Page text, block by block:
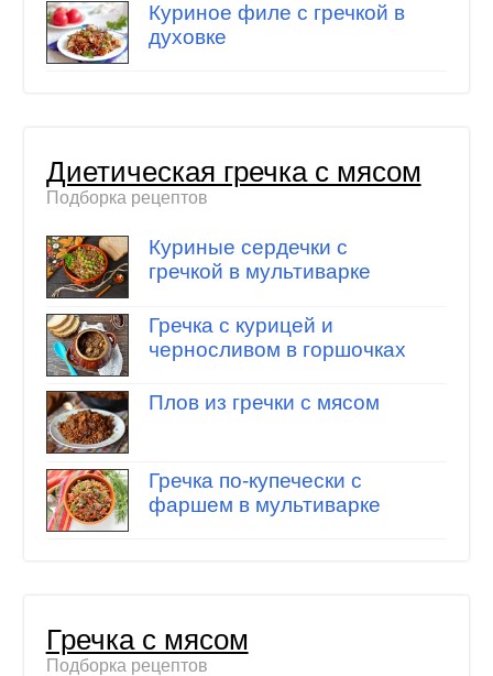
Куриное филе с гречкой в
духовке
Диетическая гречка с мясом
Подборка рецептов
Куриные сердечки с
гречкой в мультиварке
Гречка с курицей и
черносливом в горшочках
Плов из гречки с мясом
Гречка по-купечески с
фаршем в мультиварке
Гречка с мясом
Подборка рецептов